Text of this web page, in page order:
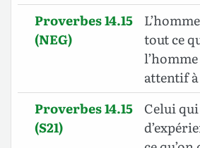
Proverbes 14.15
(NEG)
tout ce
attentif à
Proverbes 14.15
(S21)
Celui